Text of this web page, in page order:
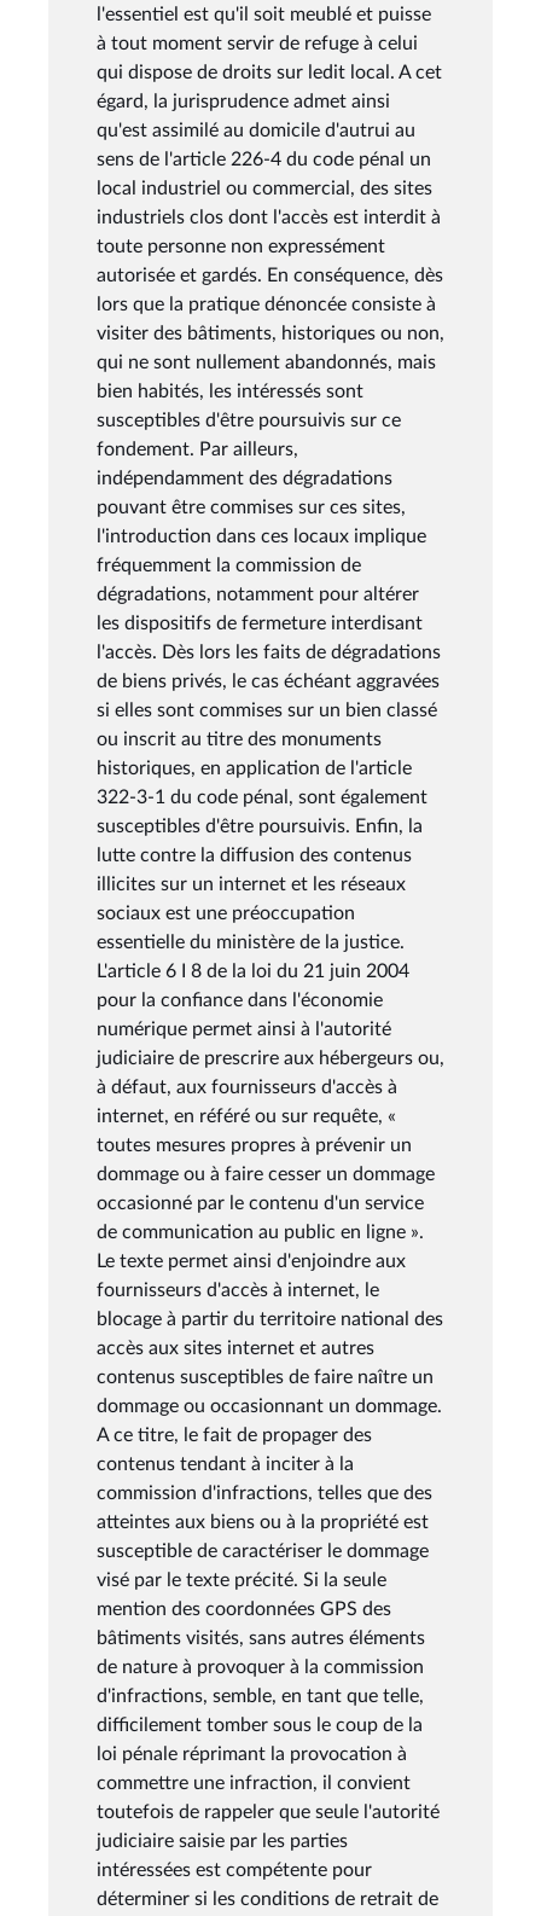
l'essentiel est qu'il soit meublé et puisse
à tout moment servir de refuge à celui
qui dispose de droits sur ledit local. A cet
égard, la jurisprudence admet ainsi
qu'est assimilé au domicile d'autrui au
sens de l'article 226-4 du code pénal un
local industriel ou commercial, des sites
industriels clos dont l'accès est interdit à
toute personne non expressément
autorisée et gardés. En conséquence, dès
lors que la pratique dénoncée consiste à
visiter des bâtiments, historiques ou non,
qui ne sont nullement abandonnés, mais
bien habités, les intéressés sont
susceptibles d'être poursuivis sur ce
fondement. Par ailleurs,
indépendamment des dégradations
pouvant être commises sur ces sites,
l'introduction dans ces locaux implique
fréquemment la commission de
dégradations, notamment pour altérer
les dispositifs de fermeture interdisant
l'accès. Dès lors les faits de dégradations
de biens privés, le cas échéant aggravées
si elles sont commises sur un bien classé
ou inscrit au titre des monuments
historiques, en application de l'article
322-3-1 du code pénal, sont également
susceptibles d'être poursuivis. Enfin, la
lutte contre la diffusion des contenus
illicites sur un internet et les réseaux
sociaux est une préoccupation
essentielle du ministère de la justice.
L'article 6 I 8 de la loi du 21 juin 2004
pour la confiance dans l'économie
numérique permet ainsi à l'autorité
judiciaire de prescrire aux hébergeurs ou,
à défaut, aux fournisseurs d'accès à
internet, en référé ou sur requête, «
toutes mesures propres à prévenir un
dommage ou à faire cesser un dommage
occasionné par le contenu d'un service
de communication au public en ligne ».
Le texte permet ainsi d'enjoindre aux
fournisseurs d'accès à internet, le
blocage à partir du territoire national des
accès aux sites internet et autres
contenus susceptibles de faire naître un
dommage ou occasionnant un dommage.
A ce titre, le fait de propager des
contenus tendant à inciter à la
commission d'infractions, telles que des
atteintes aux biens ou à la propriété est
susceptible de caractériser le dommage
visé par le texte précité. Si la seule
mention des coordonnées GPS des
bâtiments visités, sans autres éléments
de nature à provoquer à la commission
d'infractions, semble, en tant que telle,
difficilement tomber sous le coup de la
loi pénale réprimant la provocation à
commettre une infraction, il convient
toutefois de rappeler que seule l'autorité
judiciaire saisie par les parties
intéressées est compétente pour
déterminer si les conditions de retrait de